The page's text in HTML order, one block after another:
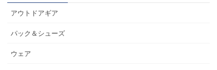
アウトドアギア
パック＆シューズ
ウェア